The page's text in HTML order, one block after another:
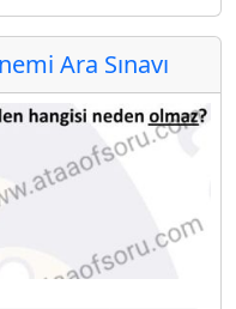
Ara Sınavı